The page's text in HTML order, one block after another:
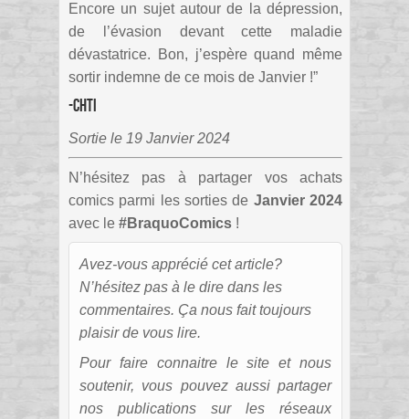
Encore un sujet autour de la dépression,
de l’évasion devant cette maladie
dévastatrice. Bon, j’espère quand même
sortir indemne de ce mois de Janvier !”
-Chti
Sortie le 19 Janvier 2024
N’hésitez pas à partager vos achats
comics parmi les sorties de Janvier 2024
avec le #BraquoComics !
Avez-vous apprécié cet article?
N’hésitez pas à le dire dans les
commentaires. Ça nous fait toujours
plaisir de vous lire.
Pour faire connaitre le site et nous
soutenir, vous pouvez aussi partager
nos publications sur les réseaux